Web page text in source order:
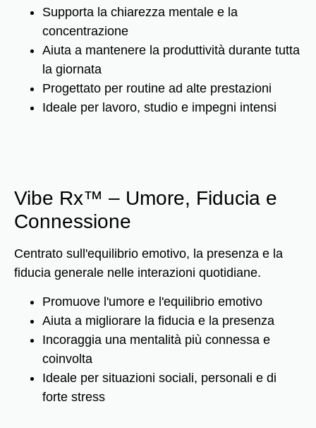
Supporta la chiarezza mentale e la
concentrazione
Aiuta a mantenere la produttività durante tutta
la giornata
Progettato per routine ad alte prestazioni
Ideale per lavoro, studio e impegni intensi
Vibe Rx™ – Umore, Fiducia e
Connessione
Centrato sull'equilibrio emotivo, la presenza e la
fiducia generale nelle interazioni quotidiane.
Promuove l'umore e l'equilibrio emotivo
Aiuta a migliorare la fiducia e la presenza
Incoraggia una mentalità più connessa e
coinvolta
Ideale per situazioni sociali, personali e di
forte stress